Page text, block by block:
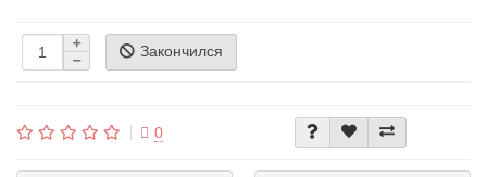
Закончился
0